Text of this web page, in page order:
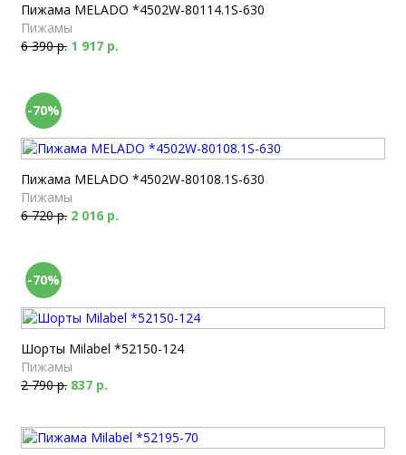
Пижама MELADO *4502W-80114.1S-630
Пижамы
6 390 р. 1 917 р.
-70%
Пижама MELADO *4502W-80108.1S-630
Пижамы
6 720 р. 2 016 р.
-70%
Шорты Milabel *52150-124
Пижамы
2 790 р. 837 р.